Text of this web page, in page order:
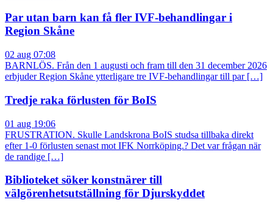
Par utan barn kan få fler IVF-behandlingar i
Region Skåne
02 aug 07:08
BARNLÖS. Från den 1 augusti och fram till den 31 december 2026
erbjuder Region Skåne ytterligare tre IVF-behandlingar till par […]
Tredje raka förlusten för BoIS
01 aug 19:06
FRUSTRATION. Skulle Landskrona BoIS studsa tillbaka direkt
efter 1-0 förlusten senast mot IFK Norrköping.? Det var frågan när
de randige […]
Biblioteket söker konstnärer till
välgörenhetsutställning för Djurskyddet